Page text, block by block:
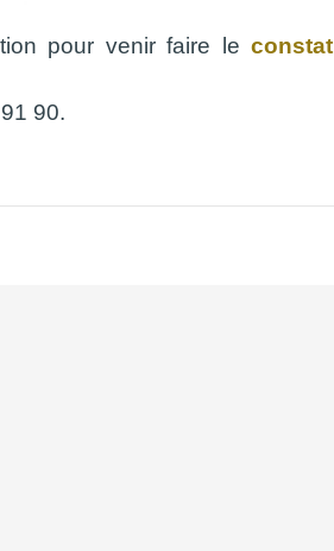
pour venir faire leconstat
90.